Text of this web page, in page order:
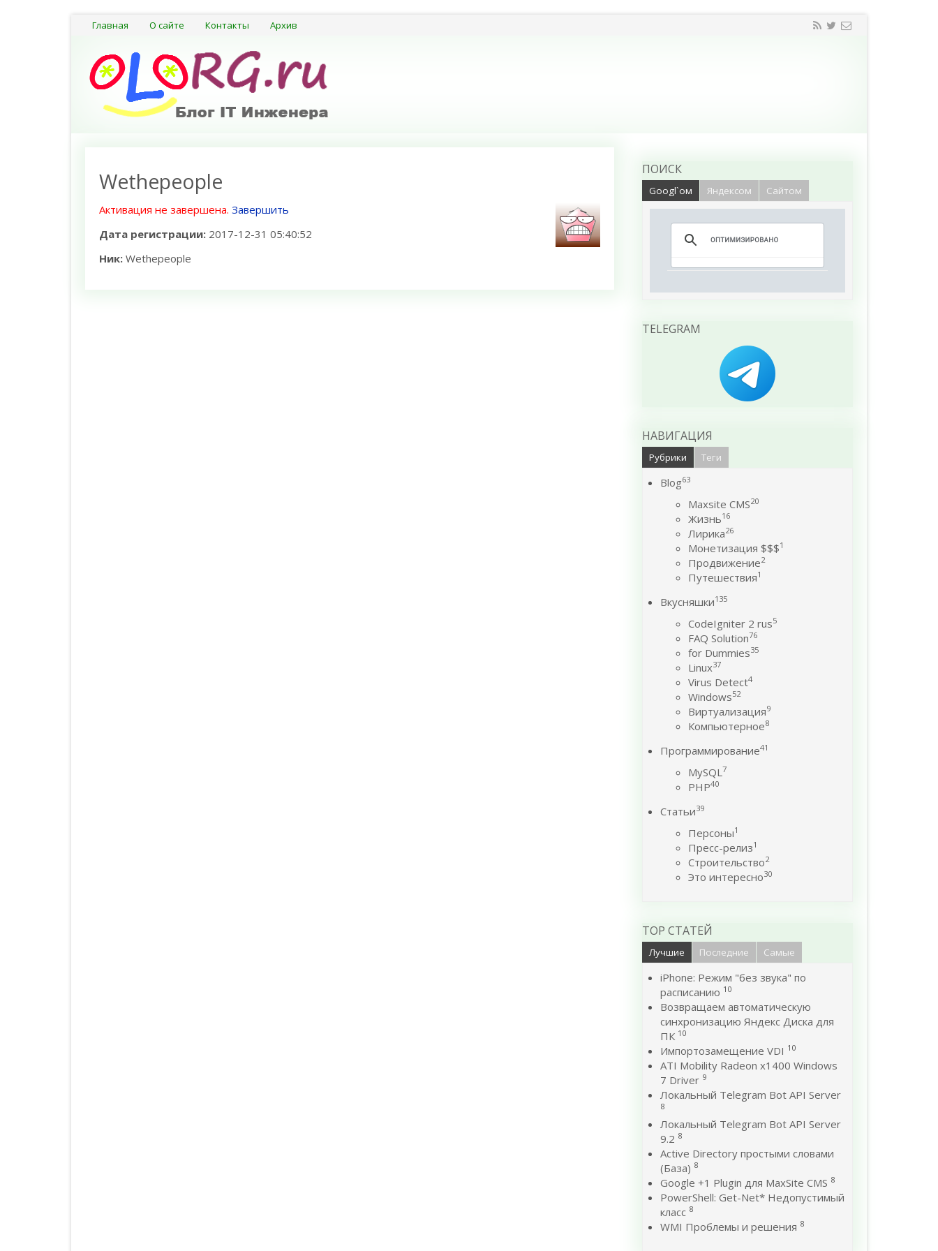
Главная О сайте Контакты Архив
Wethepeople
Активация не завершена. Завершить
Дата регистрации: 2017-12-31 05:40:52
Ник: Wethepeople
ПОИСК
Googl`ом Яндексом Сайтом
TELEGRAM
НАВИГАЦИЯ
Рубрики Теги
Blog63
Maxsite CMS20
Жизнь16
Лирика26
Монетизация $$$1
Продвижение2
Путешествия1
Вкусняшки135
CodeIgniter 2 rus5
FAQ Solution76
for Dummies35
Linux37
Virus Detect4
Windows52
Виртуализация9
Компьютерное8
Программирование41
MySQL7
PHP40
Статьи39
Персоны1
Пресс-релиз1
Строительство2
Это интересно30
TOP СТАТЕЙ
Лучшие Последние Самые
iPhone: Режим "без звука" по
расписанию 10
Возвращаем автоматическую
синхронизацию Яндекс Диска для
ПК 10
Импортозамещение VDI 10
ATI Mobility Radeon x1400 Windows
7 Driver 9
Локальный Telegram Bot API Server
8
Локальный Telegram Bot API Server
9.2 8
Active Directory простыми словами
(База) 8
Google +1 Plugin для MaxSite CMS 8
PowerShell: Get-Net* Недопустимый
класс 8
WMI Проблемы и решения 8